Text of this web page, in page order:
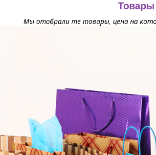
Товары
Мы отобрали те товары, цена на